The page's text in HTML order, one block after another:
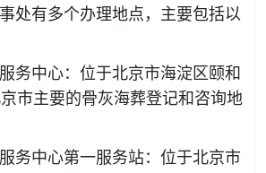
有多个办理地点，主要包括以
中心：位于北京市海淀区颐和
市主要的骨灰海葬登记和咨询地
中心第一服务站：位于北京市